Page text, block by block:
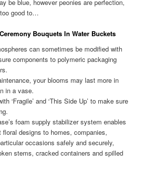
be blue, however peonies are perfection,
good to…
Bouquets In Water Buckets
can sometimes be modified with
components to polymeric packaging
your blooms may last more in
in a vase.
‘Fragile’ and ‘This Side Up’ to make sure
foam supply stabilizer system enables
floral designs to homes, companies,
occasions safely and securely,
stems, cracked containers and spilled